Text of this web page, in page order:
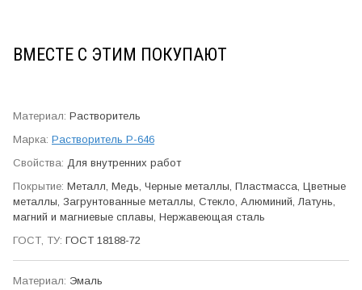
ВМЕСТЕ С ЭТИМ ПОКУПАЮТ
Растворитель
Растворитель Р-646
Для внутренних работ
Металл, Медь, Черные металлы, Пластмасса, Цветные
металлы, Загрунтованные металлы, Стекло, Алюминий, Латунь,
магний и магниевые сплавы, Нержавеющая сталь
ГОСТ 18188-72
Эмаль